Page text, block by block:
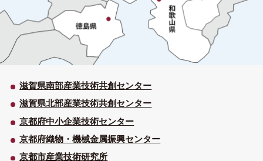
滋賀県南部産業技術共創センター
滋賀県北部産業技術共創センター
京都府中小企業技術センター
京都府織物・機械金属振興センター
京都市産業技術研究所